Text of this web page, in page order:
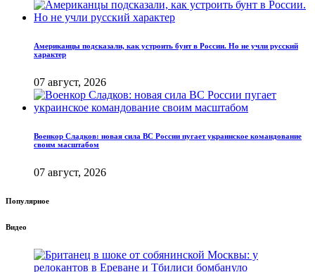
Американцы подсказали, как устроить бунт в России. Но не учли русский
характер
07 август, 2026
Военкор Сладков: новая сила ВС России пугает украинское командование
своим масштабом
07 август, 2026
Популярное
Видео